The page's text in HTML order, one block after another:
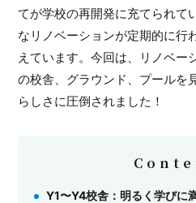
てが学校の再開発に充てられて
なリノベーションが定期的に行
えています。今回は、リノベー
の校舎、グラウンド、プールを
らしさに圧倒されました！
Y1〜Y4校舎：明るく学びに